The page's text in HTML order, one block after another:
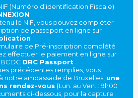
(Numéro d’identification Fiscale)
le NIF, vous pouvez compléter
de passeport en ligne sur
de Pré-inscription complété
effectuer le paiement en ligne sur
DRC Passport
précédentes remplies, vous
notre ambassade de Bruxelles, une
rendez-vous (Lun. au Ven. : 9h00
ci-dessous, pour la capture :